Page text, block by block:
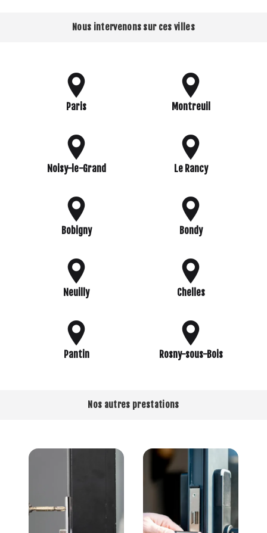
Nous intervenons sur ces villes
Paris Montreuil
Noisy-le-Grand Le Rancy
Bobigny Bondy
Neuilly Chelles
Pantin Rosny-sous-Bois
Nos autres prestations